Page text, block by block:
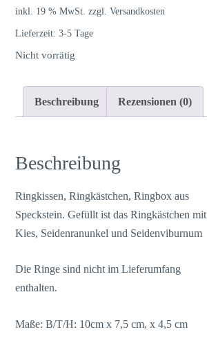
inkl. 19 % MwSt. zzgl.Versandkosten
Lieferzeit:3-5 Tage
Nicht vorrätig
Beschreibung Rezensionen (0)
Beschreibung
Ringkissen, Ringkästchen, Ringbox aus
Speckstein. Gefüllt ist das Ringkästchen mit
Kies, Seidenranunkel und Seidenviburnum
Die Ringe sind nicht im Lieferumfang
enthalten.
Maße: B/T/H: 10cm x 7,5 cm, x 4,5 cm